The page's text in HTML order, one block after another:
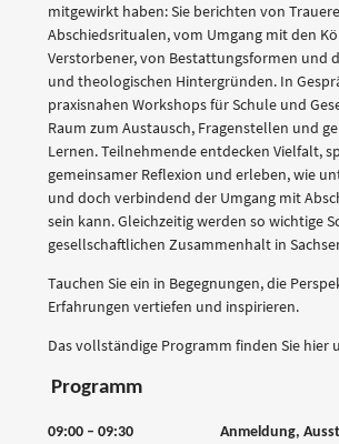
mitgewirkt haben: Sie berichten von
Abschiedsritualen, vom Umgang mit den
Verstorbener, von Bestattungsformen und
und theologischen Hintergründen. In
praxisnahen Workshops für Schule und
Raum zum Austausch, Fragenstellen und
Lernen. Teilnehmende entdecken Vielfalt,
gemeinsamer Reflexion und erleben, wie
und doch verbindend der Umgang mit
sein kann. Gleichzeitig werden so wichtige
gesellschaftlichen Zusammenhalt in
Tauchen Sie ein in Begegnungen, die
Erfahrungen vertiefen und inspirieren.
Das vollständige Programm finden Sie hier
Programm
09:00 – 09:30
Anmeldung,